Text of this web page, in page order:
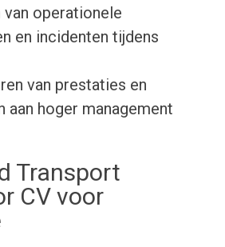
van operationele
en incidenten tijdens
van prestaties en
aan hoger management
Transport
CV voor